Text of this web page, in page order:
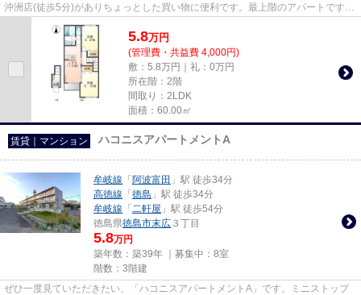
沖洲店(徒歩5分)がありちょっとした買い物に便利です。最上階のアパートです。
5.8万円
(管理費・共益費 4,000円)
敷：5.8万円｜礼：0万円
所在階：2階
間取り：2LDK
面積：60.00㎡
賃貸｜マンション ハコニスアパートメントA
牟岐線 「 阿波富田 」駅 徒歩34分
高徳線 「 徳島 」駅 徒歩34分
牟岐線 「 二軒屋 」駅 徒歩54分
徳島県徳島市末広 ３丁目
5.8万円
築年数：築39年 ｜募集中： 8室
階数：3階建
ぜひ一度見ていただきたい、「ハコニスアパートメントA」です。ミニストップ